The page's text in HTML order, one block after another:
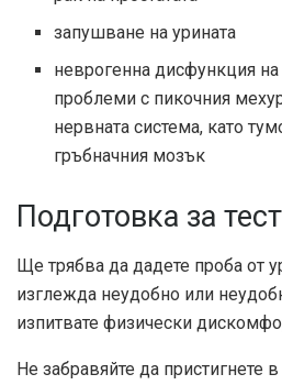
запушване на урината
неврогенна дисфункция
проблеми с пикочния
нервната система, като
гръбначния мозък
Подготовка за
Ще трябва да дадете проба от
изглежда неудобно или
изпитвате физически
Не забравяйте да пристигнете